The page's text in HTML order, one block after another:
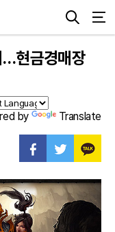
…현금경매장
by Translate